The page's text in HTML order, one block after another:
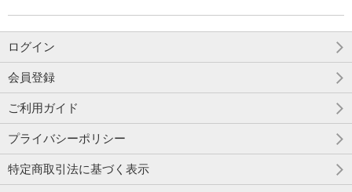
ログイン
会員登録
ご利用ガイド
プライバシーポリシー
特定商取引法に基づく表示